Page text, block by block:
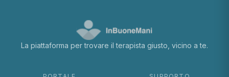
La piattaforma per trovare il terapista giusto, vicino a te.